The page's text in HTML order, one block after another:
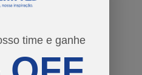
time e ganhe
BLUSA FLAMENGO